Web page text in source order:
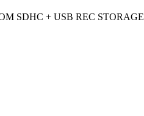
SDHC + USB REC STORAGE